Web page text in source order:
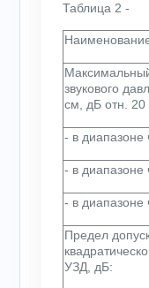
Таблица 2 -
звукового
см, дБ отн.
- в диапазоне
- в диапазоне
- в диапазоне
Предел
УЗД, дБ: